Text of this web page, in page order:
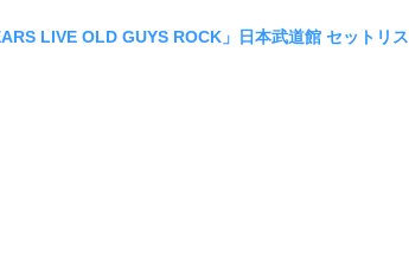
LIVE OLD GUYS ROCK」日本武道館 セットリス